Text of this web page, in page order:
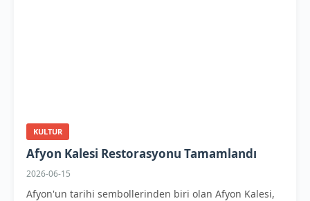
KULTUR
Afyon Kalesi Restorasyonu Tamamlandı
2026-06-15
Afyon'un tarihi sembollerinden biri olan Afyon Kalesi,